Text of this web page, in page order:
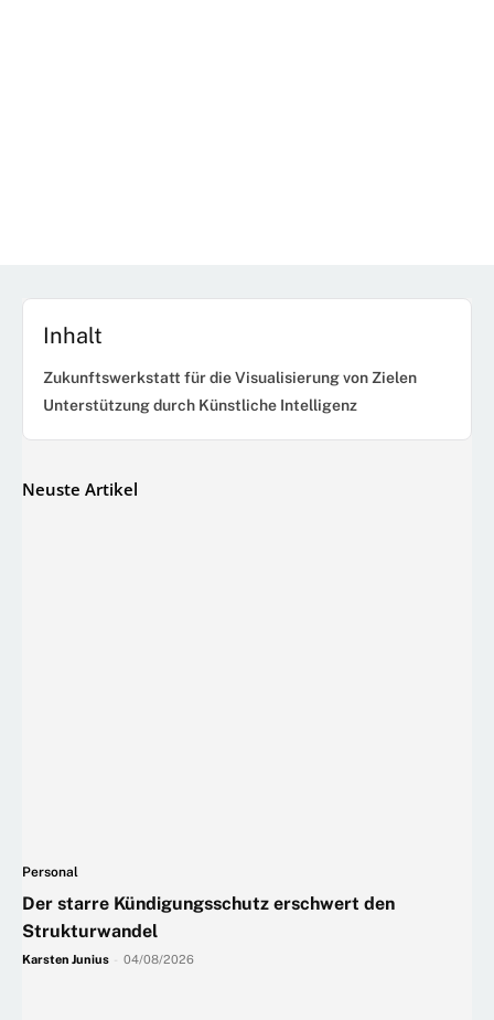
Inhalt
Zukunftswerkstatt für die Visualisierung von Zielen
Unterstützung durch Künstliche Intelligenz
Neuste Artikel
Personal
Der starre Kündigungsschutz erschwert den
Strukturwandel
Karsten Junius 04/08/2026